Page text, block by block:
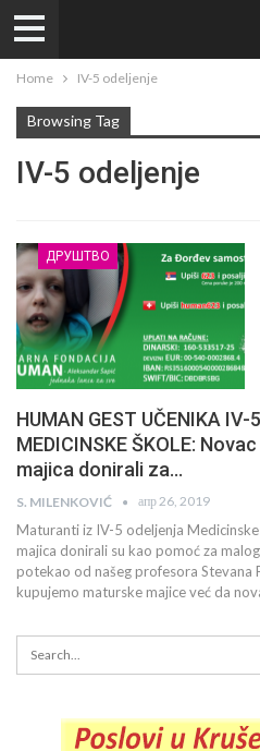
Home IV-5 odeljenje
Browsing Tag
IV-5 odeljenje
ДРУШТВО
HUMAN GEST UČENIKA IV-
MEDICINSKE ŠKOLE:
majica donirali za…
S. MILENKOVIĆ апр 26, 2019
Maturanti iz IV-5 odeljenja
majica donirali su kao pomoć za
potekao od našeg profesora Stevana
kupujemo maturske majice već da